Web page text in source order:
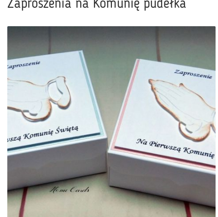
Zaproszenia na Komunię pudełka